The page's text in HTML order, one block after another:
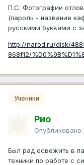
П.С. Фотографии
(пароль - название
русскими буквами с
http://narod.ru/disk/
868f12/
Ученики
Рио
Опубликовано:
Был рад освежить в
техники по работе с